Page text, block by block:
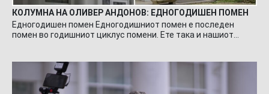
КОЛУМНА НА ОЛИВЕР АНДОНОВ: ЕДНОГОДИШЕН ПОМЕН
Едногодишен помен Едногодишниот помен е последен
помен во годишниот циклус помени. Ете така и нашиот…